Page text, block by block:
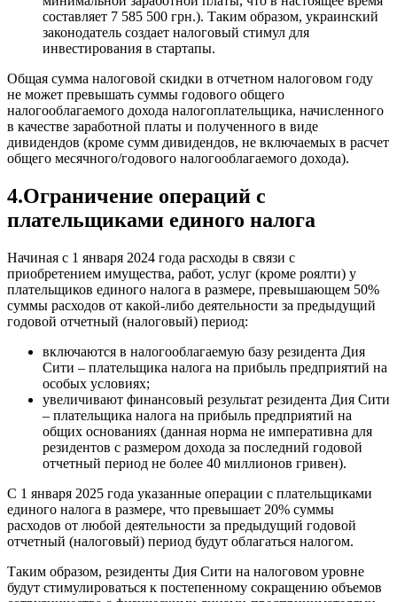
составляет 7 585 500 грн.). Таким образом, украинский
законодатель создает налоговый стимул для
инвестирования в стартапы.
Общая сумма налоговой скидки в отчетном налоговом году
не может превышать суммы годового общего
налогооблагаемого дохода налогоплательщика, начисленного
в качестве заработной платы и полученного в виде
дивидендов (кроме сумм дивидендов, не включаемых в расчет
общего месячного/годового налогооблагаемого дохода).
4.Ограничение операций с
плательщиками единого налога
Начиная с 1 января 2024 года расходы в связи с
приобретением имущества, работ, услуг (кроме роялти) у
плательщиков единого налога в размере, превышающем 50%
суммы расходов от какой-либо деятельности за предыдущий
годовой отчетный (налоговый) период:
включаются в налогооблагаемую базу резидента Дия
Сити – плательщика налога на прибыль предприятий на
особых условиях;
увеличивают финансовый результат резидента Дия Сити
– плательщика налога на прибыль предприятий на
общих основаниях (данная норма не императивна для
резидентов с размером дохода за последний годовой
отчетный период не более 40 миллионов гривен).
С 1 января 2025 года указанные операции с плательщиками
единого налога в размере, что превышает 20% суммы
расходов от любой деятельности за предыдущий годовой
отчетный (налоговый) период будут облагаться налогом.
Таким образом, резиденты Дия Сити на налоговом уровне
будут стимулироваться к постепенному сокращению объемов